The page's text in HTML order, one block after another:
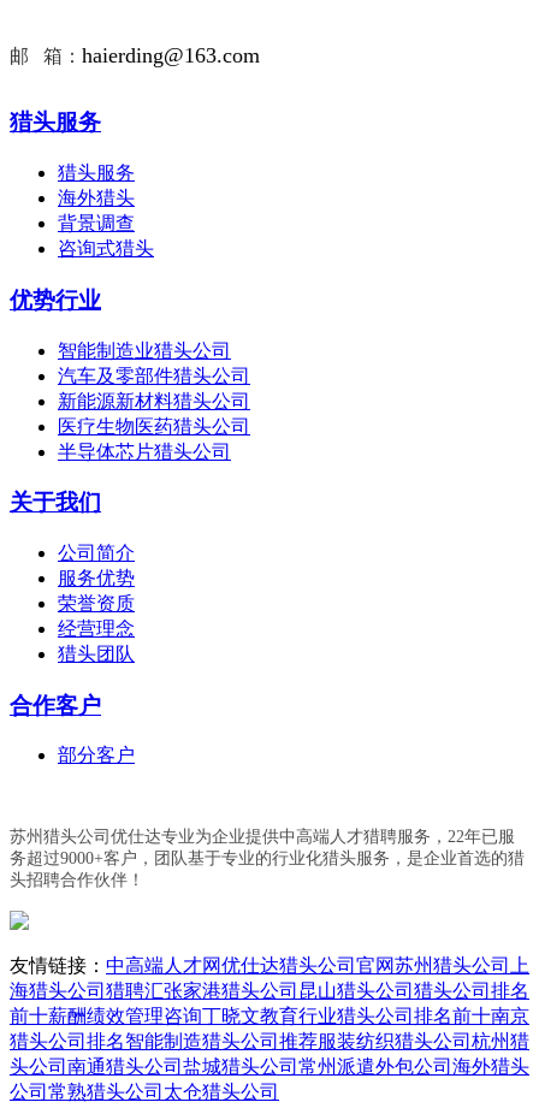
邮 箱： haierding@163.com
猎头服务
猎头服务
海外猎头
背景调查
咨询式猎头
优势行业
智能制造业猎头公司
汽车及零部件猎头公司
新能源新材料猎头公司
医疗生物医药猎头公司
半导体芯片猎头公司
关于我们
公司简介
服务优势
荣誉资质
经营理念
猎头团队
合作客户
部分客户
苏州猎头公司优仕达专业为企业提供中高端人才猎聘服务，22年已服
务超过9000+客户，团队基于专业的行业化猎头服务，是企业首选的猎
头招聘合作伙伴！
友情链接： 中高端人才网优仕达猎头公司官网苏州猎头公司 上
海猎头公司 猎聘汇张家港猎头公司 昆山猎头公司 猎头公司排名
前十薪酬绩效管理咨询丁晓文教育行业猎头公司排名前十南京
猎头公司排名智能制造猎头公司推荐服装纺织猎头公司 杭州猎
头公司 南通猎头公司 盐城猎头公司 常州派遣外包公司 海外猎头
公司 常熟猎头公司 太仓猎头公司